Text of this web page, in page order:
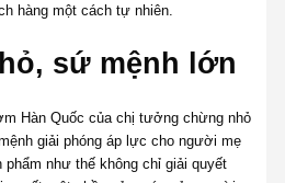
hàng một cách tự nhiên.
sứ mệnh lớn
Hàn Quốc của chị tưởng chừng nhỏ
giải phóng áp lực cho người mẹ
như thế không chỉ giải quyết